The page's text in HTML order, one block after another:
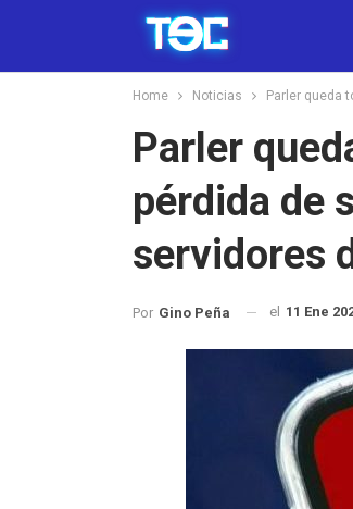
Home Noticias Parler queda
Parler
pérdida de
servidores
Por Gino Peña el 11 Ene